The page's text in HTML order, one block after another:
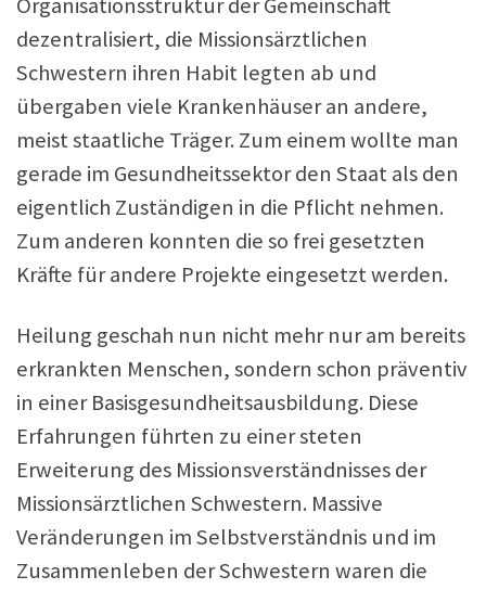
dezentralisiert, die Missionsärztlichen
Schwestern ihren Habit legten ab und
übergaben viele Krankenhäuser an andere,
meist staatliche Träger. Zum einem wollte man
gerade im Gesundheitssektor den Staat als den
eigentlich Zuständigen in die Pflicht nehmen.
Zum anderen konnten die so frei gesetzten
Kräfte für andere Projekte eingesetzt werden.
Heilung geschah nun nicht mehr nur am bereits
erkrankten Menschen, sondern schon präventiv
in einer Basisgesundheitsausbildung. Diese
Erfahrungen führten zu einer steten
Erweiterung des Missionsverständnisses der
Missionsärztlichen Schwestern. Massive
Veränderungen im Selbstverständnis und im
Zusammenleben der Schwestern waren die